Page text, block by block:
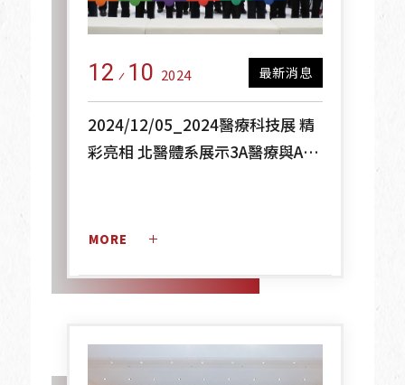
12 10 2024 最新消息
2024/12/05_2024醫療科技展 精
彩亮相 北醫體系展示3A醫療與AI
MORE